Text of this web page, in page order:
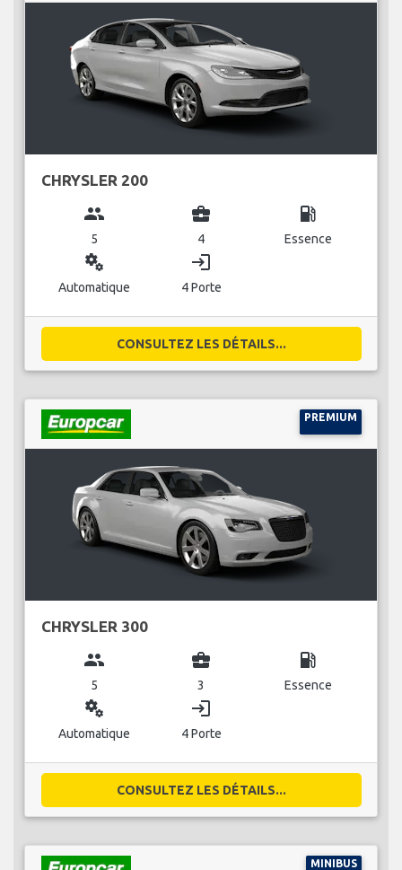
CHRYSLER 200
group
5
business_center
4
local_gas_station
Essence
miscellaneous_services
Automatique
login
4 Porte
CONSULTEZ LES DÉTAILS...
PREMIUM
CHRYSLER 300
group
5
business_center
3
local_gas_station
Essence
miscellaneous_services
Automatique
login
4 Porte
CONSULTEZ LES DÉTAILS...
MINIBUS